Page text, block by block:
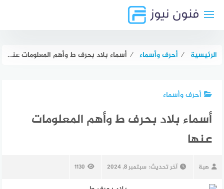
الرئيسية ⁄ أحرف وأسماء ⁄ أسماء بلاد بحرف ط وأهم المعلومات عنها
أحرف وأسماء
أسماء بلاد بحرف ط وأهم المعلومات
عنها
هبة آخر تحديث: سبتمبر 8, 2024 1130